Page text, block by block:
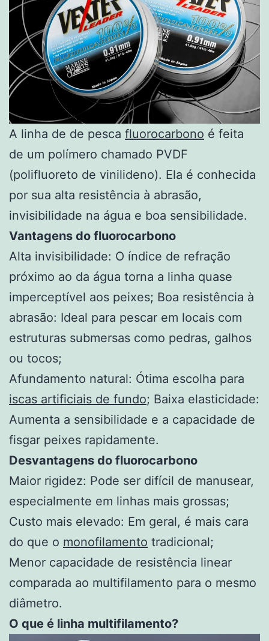
A linha de de pesca fluorocarbono é feita
de um polímero chamado PVDF
(polifluoreto de vinilideno). Ela é conhecida
por sua alta resistência à abrasão,
invisibilidade na água e boa sensibilidade.
Vantagens do fluorocarbono
Alta invisibilidade: O índice de refração
próximo ao da água torna a linha quase
imperceptível aos peixes; Boa resistência à
abrasão: Ideal para pescar em locais com
estruturas submersas como pedras, galhos
ou tocos;
Afundamento natural: Ótima escolha para
iscas artificiais de fundo; Baixa elasticidade:
Aumenta a sensibilidade e a capacidade de
fisgar peixes rapidamente.
Desvantagens do fluorocarbono
Maior rigidez: Pode ser difícil de manusear,
especialmente em linhas mais grossas;
Custo mais elevado: Em geral, é mais cara
do que o monofilamento tradicional;
Menor capacidade de resistência linear
comparada ao multifilamento para o mesmo
diâmetro.
O que é linha multifilamento?